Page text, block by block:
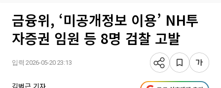
금융위, ‘미공개정보 이용’ NH투
자증권 임원 등 8명 검찰 고발
입력 2026-05-20 23:13
김범근 기자